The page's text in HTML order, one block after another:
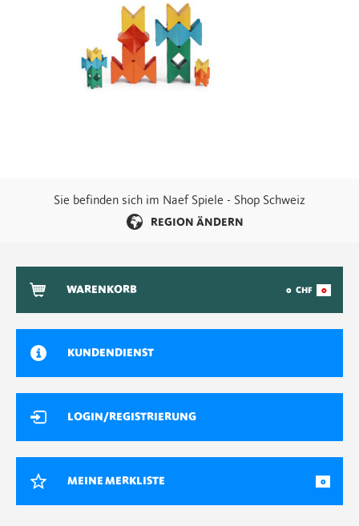
Sie befinden sich im Naef Spiele - Shop Schweiz
REGION ÄNDERN
WARENKORB 0 CHF 0
KUNDENDIENST
LOGIN/REGISTRIERUNG
MEINE MERKLISTE 0